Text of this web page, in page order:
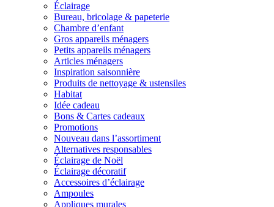
Éclairage
Bureau, bricolage & papeterie
Chambre d’enfant
Gros appareils ménagers
Petits appareils ménagers
Articles ménagers
Inspiration saisonnière
Produits de nettoyage & ustensiles
Habitat
Idée cadeau
Bons & Cartes cadeaux
Promotions
Nouveau dans l’assortiment
Alternatives responsables
Éclairage de Noël
Éclairage décoratif
Accessoires d’éclairage
Ampoules
Appliques murales